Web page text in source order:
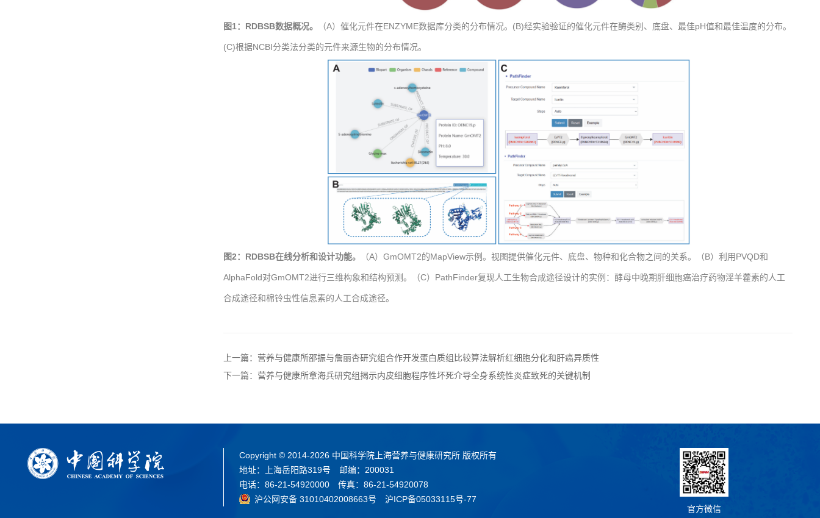
图1：RDBSB数据概况。 （A）催化元件在ENZYME数据库分类的分布情况。(B)经实验验证的催化元件在酶类别、底盘、最佳pH值和最佳温度的分布。
(C)根据NCBI分类法分类的元件来源生物的分布情况。
图2：RDBSB在线分析和设计功能。 （A）GmOMT2的MapView示例。视图提供催化元件、底盘、物种和化合物之间的关系。（B）利用PVQD和
AlphaFold对GmOMT2进行三维构象和结构预测。（C）PathFinder复现人工生物合成途径设计的实例：酵母中晚期肝细胞癌治疗药物淫羊藿素的人工
合成途径和棉铃虫性信息素的人工合成途径。
上一篇：营养与健康所邵振与詹丽杏研究组合作开发蛋白质组比较算法解析红细胞分化和肝癌异质性
下一篇：营养与健康所章海兵研究组揭示内皮细胞程序性坏死介导全身系统性炎症致死的关键机制
Copyright © 2014-2026 中国科学院上海营养与健康研究所 版权所有
地址：上海岳阳路319号 邮编：200031
电话：86-21-54920000 传真：86-21-54920078
沪公网安备 31010402008663号
沪ICP备05033115号-77
官方微信